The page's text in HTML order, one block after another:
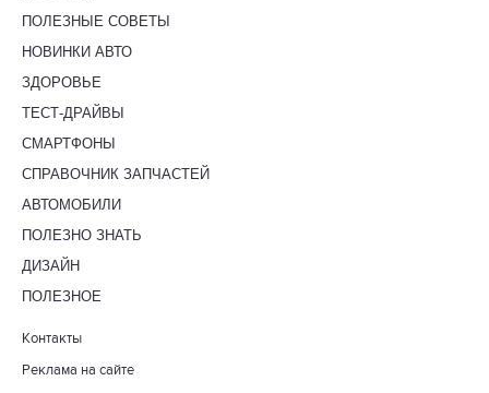
ПОЛЕЗНЫЕ СОВЕТЫ
НОВИНКИ АВТО
ЗДОРОВЬЕ
ТЕСТ-ДРАЙВЫ
СМАРТФОНЫ
СПРАВОЧНИК ЗАПЧАСТЕЙ
АВТОМОБИЛИ
ПОЛЕЗНО ЗНАТЬ
ДИЗАЙН
ПОЛЕЗНОЕ
Контакты
Реклама на сайте